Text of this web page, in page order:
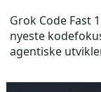
Grok Code Fast
nyeste
agentiske